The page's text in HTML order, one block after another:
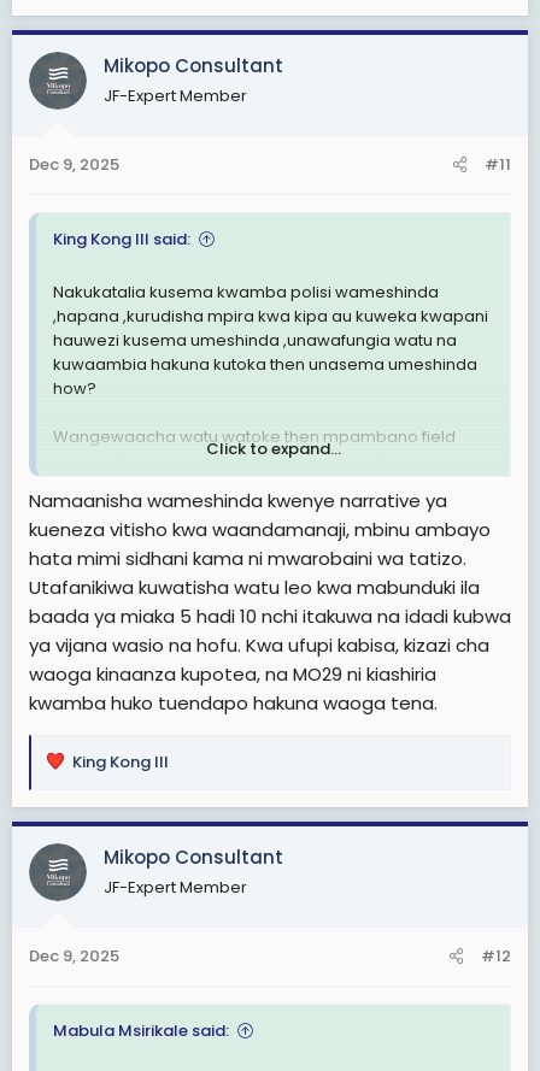
a
c
t
i
s
Mikopo Consultant
JF-Expert Member
Dec 9, 2025 #11
King Kong III said:
Nakukatalia kusema kwamba polisi wameshinda
,hapana ,kurudisha mpira kwa kipa au kuweka kwapani
hauwezi kusema umeshinda ,unawafungia watu na
kuwaambia hakuna kutoka then unasema umeshinda
how?
Wangewaacha watu watoke then mpambano field
hapo ndiyo utafanya conclusion na kwa kifupi hakuna
hasira...Utaua 200 lakini waliobaki watakufa na wewe
ukiwa na bunduki yako mkononi.
Click to expand...
Namaanisha wameshinda kwenye narrative ya
kueneza vitisho kwa waandamanaji, mbinu ambayo
hata mimi sidhani kama ni mwarobaini wa tatizo.
Utafanikiwa kuwatisha watu leo kwa mabunduki ila
baada ya miaka 5 hadi 10 nchi itakuwa na idadi kubwa
ya vijana wasio na hofu. Kwa ufupi kabisa, kizazi cha
waoga kinaanza kupotea, na MO29 ni kiashiria
kwamba huko tuendapo hakuna waoga tena.
R
a
c
t
i
s
King Kong III
Mikopo Consultant
JF-Expert Member
Dec 9, 2025 #12
Mabula Msirikale said: